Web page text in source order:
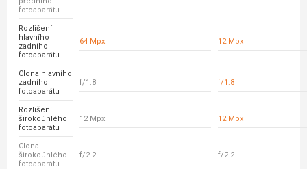
fotoaparátu
Rozlišení
hlavního
zadního
fotoaparátu
64 Mpx 12 Mpx
Clona hlavního
zadního
fotoaparátu
f/1.8 f/1.8
Rozlišení
širokoúhlého
fotoaparátu
12 Mpx 12 Mpx
Clona
širokoúhlého
fotoaparátu
f/2.2 f/2.2